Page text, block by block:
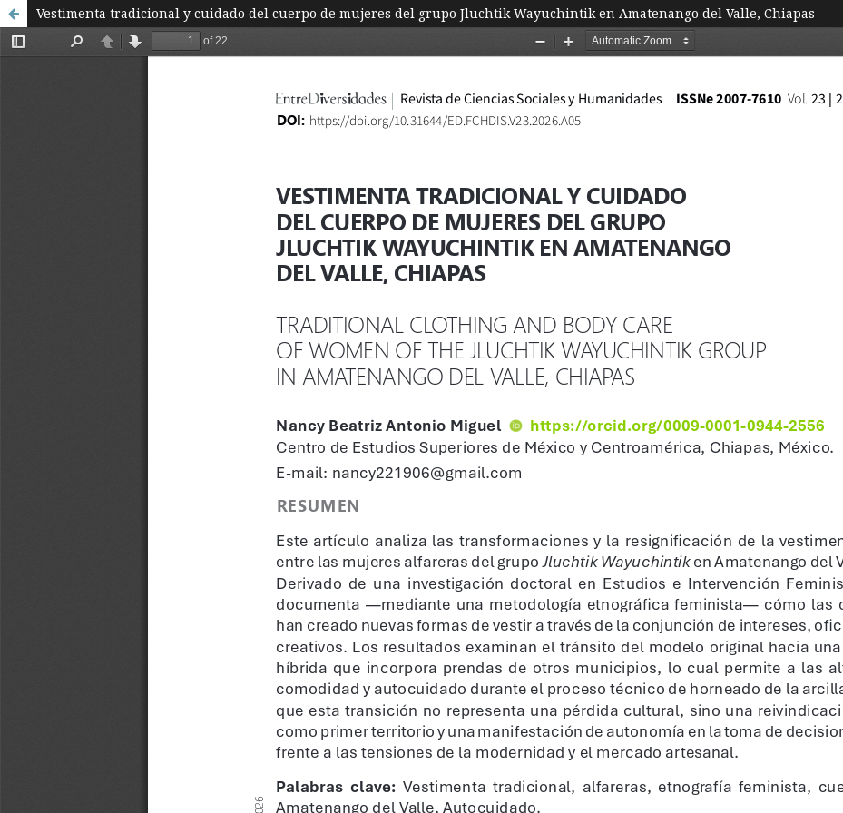
Vestimenta tradicional y cuidado del cuerpo de mujeres del grupo Jluchtik Wayuchintik en Amatenango del Valle, Chiapas